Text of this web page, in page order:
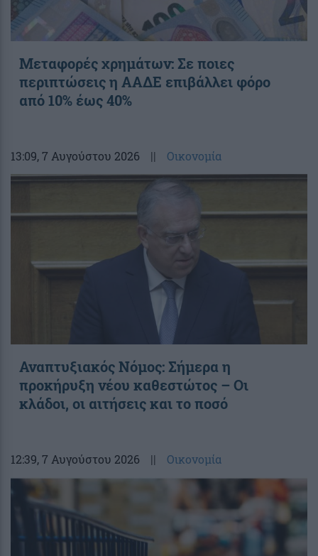
Μεταφορές χρημάτων: Σε ποιες
περιπτώσεις η ΑΑΔΕ επιβάλλει φόρο
από 10% έως 40%
13:09, 7 Αυγούστου 2026 || Οικονομία
Αναπτυξιακός Νόμος: Σήμερα η
προκήρυξη νέου καθεστώτος – Οι
κλάδοι, οι αιτήσεις και το ποσό
12:39, 7 Αυγούστου 2026 || Οικονομία